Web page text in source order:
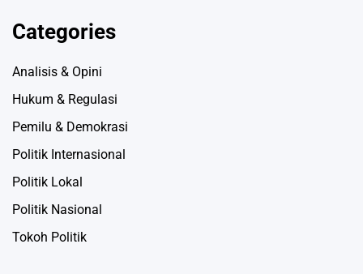
Categories
Analisis & Opini
Hukum & Regulasi
Pemilu & Demokrasi
Politik Internasional
Politik Lokal
Politik Nasional
Tokoh Politik